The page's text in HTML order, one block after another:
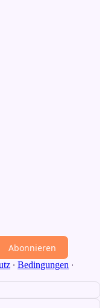
Abonnieren
∙ Bedingungen ∙